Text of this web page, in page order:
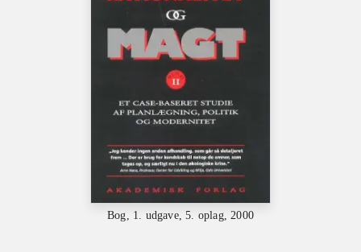
Bog, 1. udgave, 5. oplag, 2000